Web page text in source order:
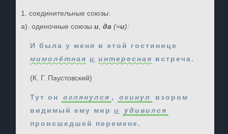
1. соединительные союзы:
а). одиночные союзыи ,да (=и):
И была у меня в этой гостинице
мимолётная и интересная встреча.
(К. Г. Паустовский)
Тут он оглянулся , окинул
взором
видимый ему мири
удивился
происшедшей перемене.